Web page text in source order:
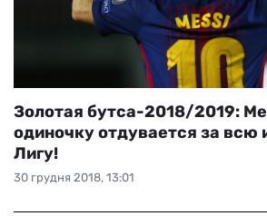
30 грудня 2018, 13:01
Золотая бутса-2018/2019:
одиночку отдувается за всю
Лигу!